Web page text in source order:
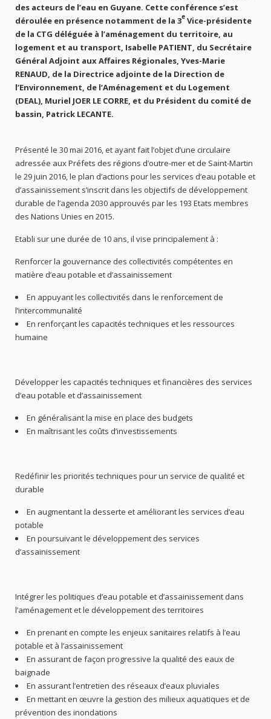
des acteurs de l’eau en Guyane. Cette conférence s’est
déroulée en présence notamment de la 3e Vice-présidente
de la CTG déléguée à l’aménagement du territoire, au
logement et au transport, Isabelle PATIENT, du Secrétaire
Général Adjoint aux Affaires Régionales, Yves-Marie
RENAUD, de la Directrice adjointe de la Direction de
l’Environnement, de l’Aménagement et du Logement
(DEAL), Muriel JOER LE CORRE, et du Président du comité de
bassin, Patrick LECANTE.
Présenté le 30 mai 2016, et ayant fait l’objet d’une circulaire
adressée aux Préfets des régions d’outre-mer et de Saint-Martin
le 29 juin 2016, le plan d’actions pour les services d’eau potable et
d’assainissement s’inscrit dans les objectifs de développement
durable de l’agenda 2030 approuvés par les 193 Etats membres
des Nations Unies en 2015.
Etabli sur une durée de 10 ans, il vise principalement à :
Renforcer la gouvernance des collectivités compétentes en
matière d’eau potable et d’assainissement
En appuyant les collectivités dans le renforcement de
l’intercommunalité
En renforçant les capacités techniques et les ressources
humaine
Développer les capacités techniques et financières des services
d’eau potable et d’assainissement
En généralisant la mise en place des budgets
En maîtrisant les coûts d’investissements
Redéfinir les priorités techniques pour un service de qualité et
durable
En augmentant la desserte et améliorant les services d’eau
potable
En poursuivant le développement des services
d’assainissement
Intégrer les politiques d’eau potable et d’assainissement dans
l’aménagement et le développement des territoires
En prenant en compte les enjeux sanitaires relatifs à l’eau
potable et à l’assainissement
En assurant de façon progressive la qualité des eaux de
baignade
En assurant l’entretien des réseaux d’eaux pluviales
En mettant en œuvre la gestion des milieux aquatiques et de
prévention des inondations